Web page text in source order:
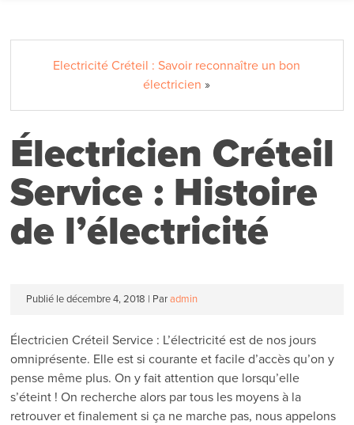
Electricité Créteil : Savoir reconnaître un bon
électricien »
Électricien Créteil
Service : Histoire
de l’électricité
Publié le décembre 4, 2018 | Par admin
Électricien Créteil Service : L’électricité est de nos jours
omniprésente. Elle est si courante et facile d’accès qu’on y
pense même plus. On y fait attention que lorsqu’elle
s’éteint ! On recherche alors par tous les moyens à la
retrouver et finalement si ça ne marche pas, nous appelons